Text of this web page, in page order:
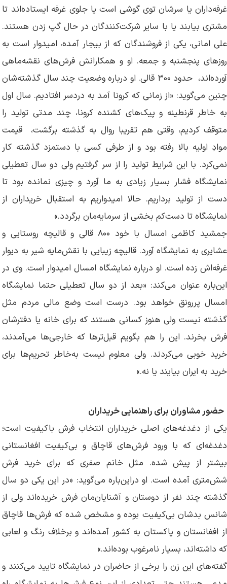
غرفه‌داران یا سرشان توی گوشی است یا جلوی غرفه ایستاده‌اند تا
مشتری بیابند یا با سایر شرکت‌کنندگان در حال گپ زدن هستند.
علی امانی، یکی از فروشندگان که از بیجار آمده، امیدوار است به
روزهای پنجشنبه و جمعه. او و همکارانش فرش‌های نقشه‌ماهی
آورده‌اند، حدود ۳۰۰ قالی. او درباره وضعیت چند سال گذشته‌شان
چنین می‌گوید: «از زمانی که کرونا آمد به دردسر افتادیم. سال اول
به خاطر قرنطینه‌ و پیک‌های کشنده کرونا، چند مدتی تولید را
متوقف کردیم، وقتی هم تقریبا روال به گذشته برگشت، قیمت
موادِ اولیه بالا رفته بود و از طرفی کسی با دستمزد گذشته کار
نمی‌کرد. با این شرایط تولید را از سر گرفتیم ولی دو سال تعطیلی
نمایشگاه فشار بسیار زیادی به ما آورد و چیزی نمانده بود تا
دست از تولید برداریم. حالا امیدواریم به استقبال خریداران از
نمایشگاه تا دست‌کم بخشی از سرمایه‌مان برگردد.»
جمشید کاظمی امسال با خود ۸۰۰ قالی و قالیچه روستایی و
عشایری به نمایشگاه آورد. قالیچه زیبایی با نقش‌مایه شیر به دیوار
غرفه‌اش زده است. او درباره نمایشگاه امسال امیدوار است. وی در
این‌باره عنوان می‌کند: «بعد از دو سال تعطیلی حتما نمایشگاه
امسال پر‌رونق خواهد بود. درست است وضع مالی مردم مثل
گذشته نیست ولی هنوز کسانی هستند که برای خانه یا دفترشان
فرش بخرند. این را هم بگویم قبل‌ترها که خارجی‌ها می‌آمدند،
خرید خوبی می‌کردند. ولی معلوم نیست به‌خاطر تحریم‌ها برای
خرید به ایران بیایند یا نه.»
حضور مشاوران برای راهنمایی خریداران
یکی از دغدغه‌های اصلی خریداران انتخاب فرش باکیفیت است؛
دغدغه‌ای که با ورود فرش‌های قاچاق و بی‌کیفیت افغانستانی
بیشتر از پیش شده. مثل خانم صفری که برای خرید فرش
شش‌متری آمده است. او دراین‌باره می‌گوید: «در این یکی دو سال
گذشته چند نفر از دوستان و آشنایان‌مان فرش خریده‌اند ولی از
شانس بدشان بی‌کیفیت بوده و مشخص شده که فرش‌ها قاچاق
از افغانستان و پاکستان به کشور آمده‌اند و بر‌خلاف رنگ و لعابی
که داشته‌اند، بسیار نامرغوب بوده‌اند.»
گفته‌های این زن را برخی از حاضران در نمایشگاه تایید می‌کنند و